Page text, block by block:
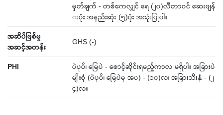
မှတ်ချက် - တစ်ဧကလျှင် ရေ (၂၀)လီတာဝင် ဆေးဖျန်
းပုံး အနည်းဆုံး (၅)ပုံး အသုံးပြုပါ။
အဆိပ်ဖြစ်မှု
အဆင့်အတန်း
GHS (-)
PHI
ပဲပုပ်၊ မြေပဲ - စောင့်ဆိုင်းရမည့်ကာလ မရှိပါ။ အခြားပဲ
မျိုးစုံ (ပဲပုပ်၊ မြေပဲမှ အပ) - (၁၀)လ၊ အခြားသီးနှံ - (၂
၄)လ။